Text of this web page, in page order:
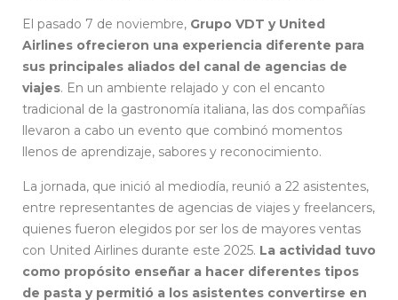
El pasado 7 de noviembre, Grupo VDT y United
Airlines ofrecieron una experiencia diferente para
sus principales aliados del canal de agencias de
viajes. En un ambiente relajado y con el encanto
tradicional de la gastronomía italiana, las dos compañías
llevaron a cabo un evento que combinó momentos
llenos de aprendizaje, sabores y reconocimiento.
La jornada, que inició al mediodía, reunió a 22 asistentes,
entre representantes de agencias de viajes y freelancers,
quienes fueron elegidos por ser los de mayores ventas
con United Airlines durante este 2025. La actividad tuvo
como propósito enseñar a hacer diferentes tipos
de pasta y permitió a los asistentes convertirse en